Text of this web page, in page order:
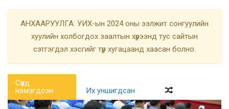
АНХААРУУЛГА: УИХ-ын 2024 оны ээлжит сонгуулийн
хуулийн холбогдох заалтын хүрээнд тус сайтын
сэтгэгдэл хэсгийг түр хугацаанд хаасан болно.
Сүүлд
нэмэгдсэн
Их уншигдсан